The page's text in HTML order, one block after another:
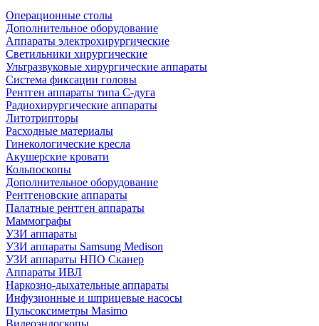
Операционные столы
Дополнительное оборудование
Аппараты электрохирургические
Светильники хирургические
Ультразвуковые хирургические аппараты
Система фиксации головы
Рентген аппараты типа С-дуга
Радиохирургические аппараты
Литотрипторы
Расходные материалы
Гинекологические кресла
Акушерские кровати
Кольпоскопы
Дополнительное оборудование
Рентгеновские аппараты
Палатные рентген аппараты
Маммографы
УЗИ аппараты
УЗИ аппараты Samsung Medison
УЗИ аппараты НПО Сканер
Аппараты ИВЛ
Наркозно-дыхательные аппараты
Инфузионные и шприцевые насосы
Пульсоксиметры Masimo
Видеоэндоскопы